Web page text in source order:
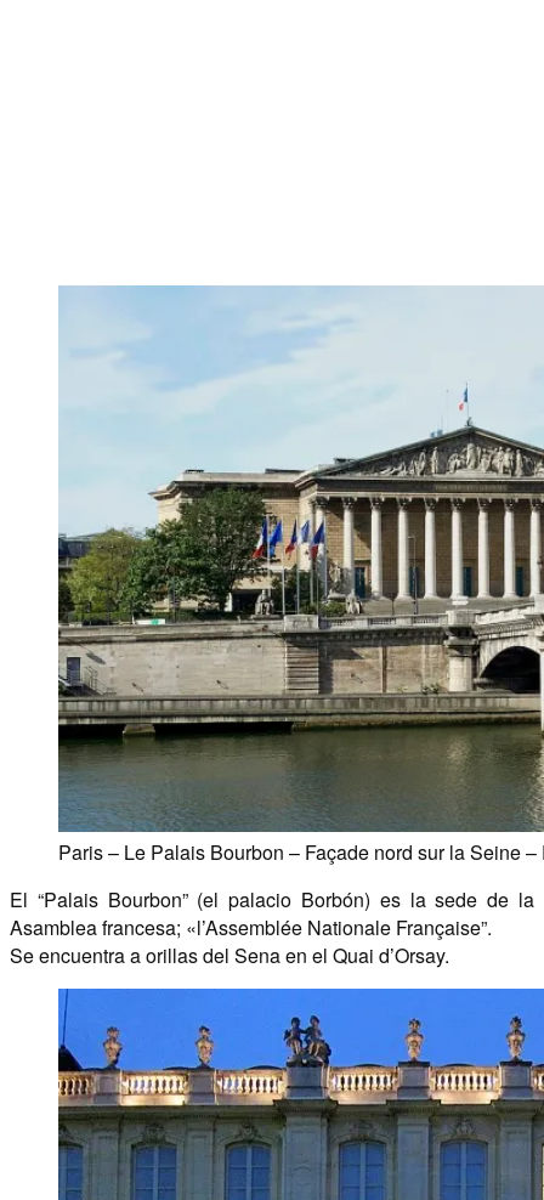
Paris – Le Palais Bourbon – Façade nord sur la Seine
El “Palais Bourbon” (el palacio Borbón) es la sede de la
Asamblea francesa; «l’Assemblée Nationale Française”.
Se encuentra a orillas del Sena en el Quai d’Orsay.